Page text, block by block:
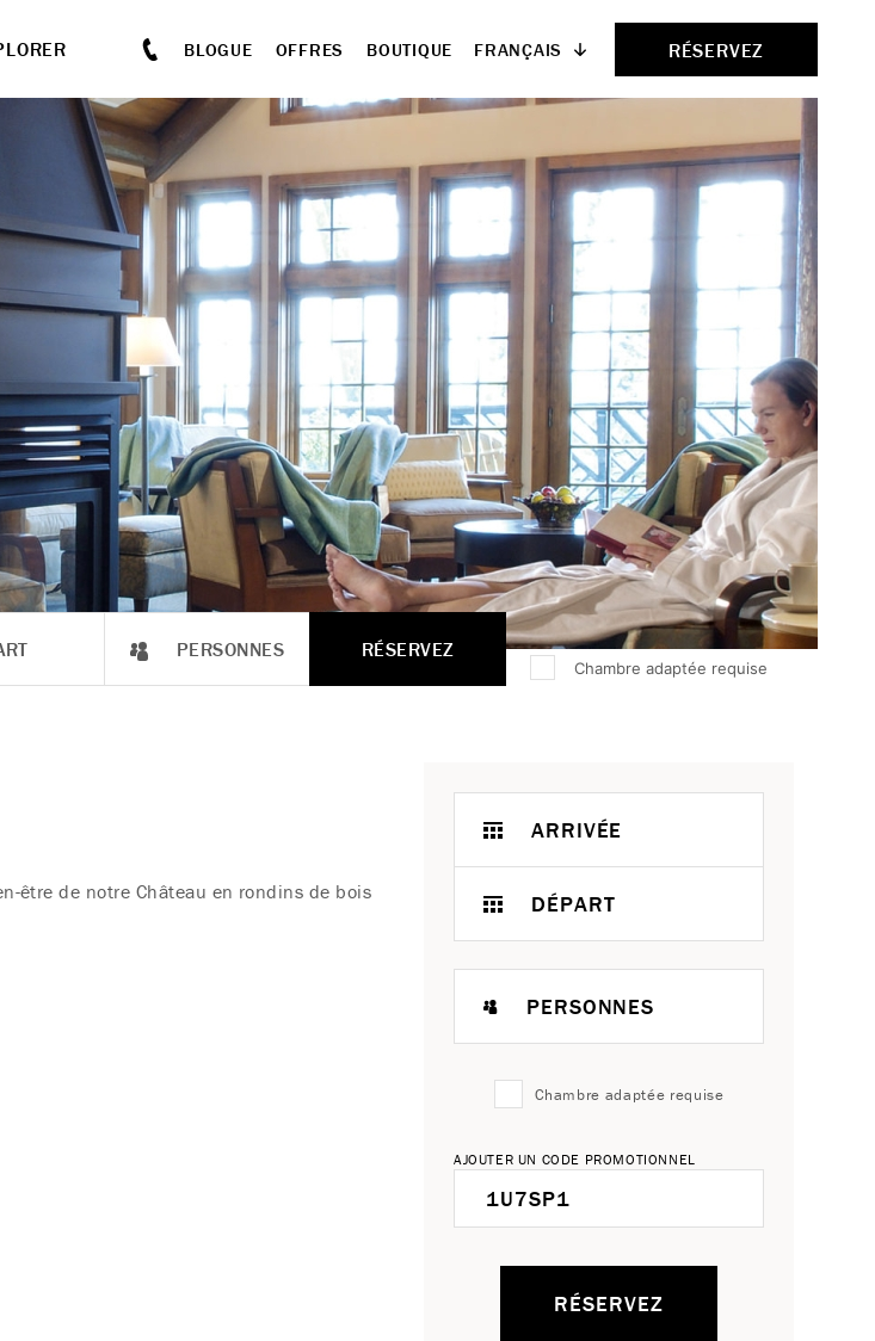
BLOGUE OFFRES BOUTIQUE FRANÇAIS RÉSERVEZ
PERSONNES
Chambre adaptée requise
RÉSERVEZ
être de notre Château en rondins de bois
ARRIVÉE
DÉPART
PERSONNES
Chambre adaptée requise
AJOUTER UN CODE PROMOTIONNEL
RÉSERVEZ